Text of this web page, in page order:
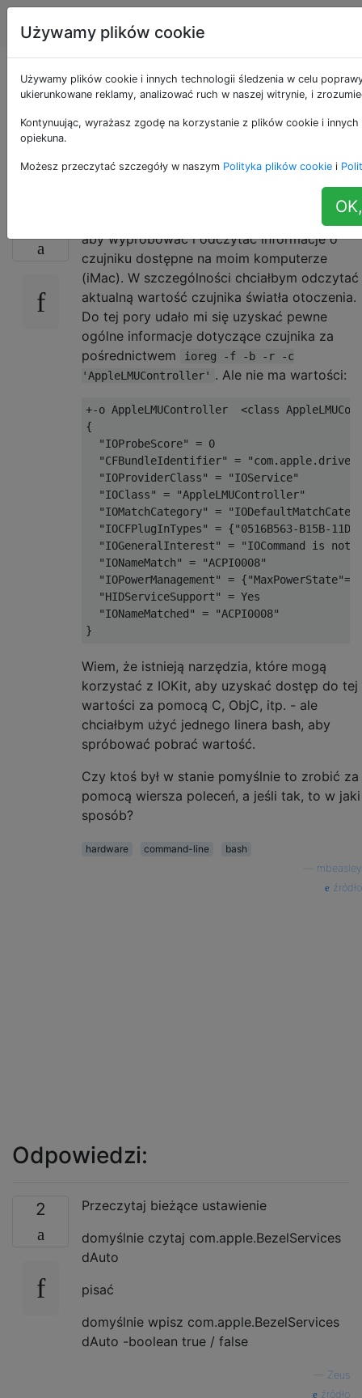
Apple Tagi
Uzyskaj wartość
czujnika światła
otoczenia od ioreg
narzędzie wiersza poleceń,
aby wypróbować i odczytać informacje o
czujniku dostępne na moim komputerze
(iMac). W szczególności chciałbym odczytać
aktualną wartość czujnika światła otoczenia.
Do tej pory udało mi się uzyskać pewne
ogólne informacje dotyczące czujnika za
pośrednictwem
ioreg -f -b -r -c
'AppleLMUController' . Ale nie ma wartości:
+-o AppleLMUController  <class
{
  "IOProbeScore" = 0
"CFBundleIdentifier" =
  "IOProviderClass" = "IOService"
  "IOClass" = "AppleLMUController"
"IOMatchCategory" =
"IOCFPlugInTypes" = {"0516B563-B15B-
"IOGeneralInterest" = "IOCommand is not
  "IONameMatch" = "ACPI0008"
"IOPowerManagement" =
  "HIDServiceSupport" = Yes
  "IONameMatched" = "ACPI0008"
Wiem, że istnieją narzędzia, które mogą
korzystać z IOKit, aby uzyskać dostęp do tej
wartości za pomocą C, ObjC, itp. - ale
chciałbym użyć jednego linera bash, aby
spróbować pobrać wartość.
Czy ktoś był w stanie pomyślnie to zrobić za
pomocą wiersza poleceń, a jeśli tak, to w jaki
sposób?
hardware command-line
bash
mbeasley
źródło
Odpowiedzi:
2
Przeczytaj bieżące ustawienie
domyślnie czytaj com.apple.BezelServices
dAuto
pisać
domyślnie wpisz com.apple.BezelServices
dAuto -boolean true / false
Zeus
źródło
Używamy plików cookie
Używamy plików cookie i innych technologii śledzenia w celu
ukierunkowane reklamy, analizować ruch w naszej witrynie, i
Kontynuując, wyrażasz zgodę na korzystanie z plików cookie i
opiekuna.
Możesz przeczytać szczegóły w naszym Polityka plików cookie i